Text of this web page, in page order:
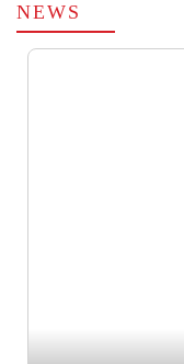
NEWS